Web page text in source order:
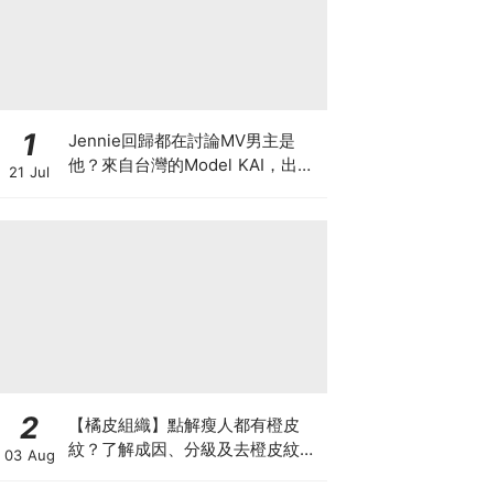
1
21 Jul
Jennie回歸都在討論MV男主是
他？來自台灣的Model KAI，出演
2
03 Aug
【橘皮組織】點解瘦人都有橙皮
紋？了解成因、分級及去橙皮紋改